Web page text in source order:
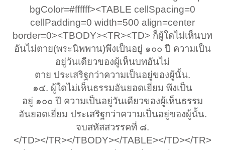
bgColor=#ffffff><TABLE cellSpacing=0
cellPadding=0 width=500 align=center
border=0><TBODY><TR><TD> ก็ผู้ใดไม่เห็นบท
อันไม่ตาย(พระนิพพาน)พึงเป็นอยู่ ๑๐๐ ปี ความเป็น
อยู่วันเดียวของผู้เห็นบทอันไม่
ตาย ประเสริฐกว่าความเป็นอยู่ของผู้นั้น.
๑๔. ผู้ใดไม่เห็นธรรมอันยอดเยี่ยม พึงเป็น
อยู่ ๑๐๐ ปี ความเป็นอยู่วันเดียวของผู้เห็นธรรม
อันยอดเยี่ยม ประเสริฐกว่าความเป็นอยู่ของผู้นั้น.
จบสหัสสวรรคที่ ๘.
</TD></TR></TBODY></TABLE></TD></TR>